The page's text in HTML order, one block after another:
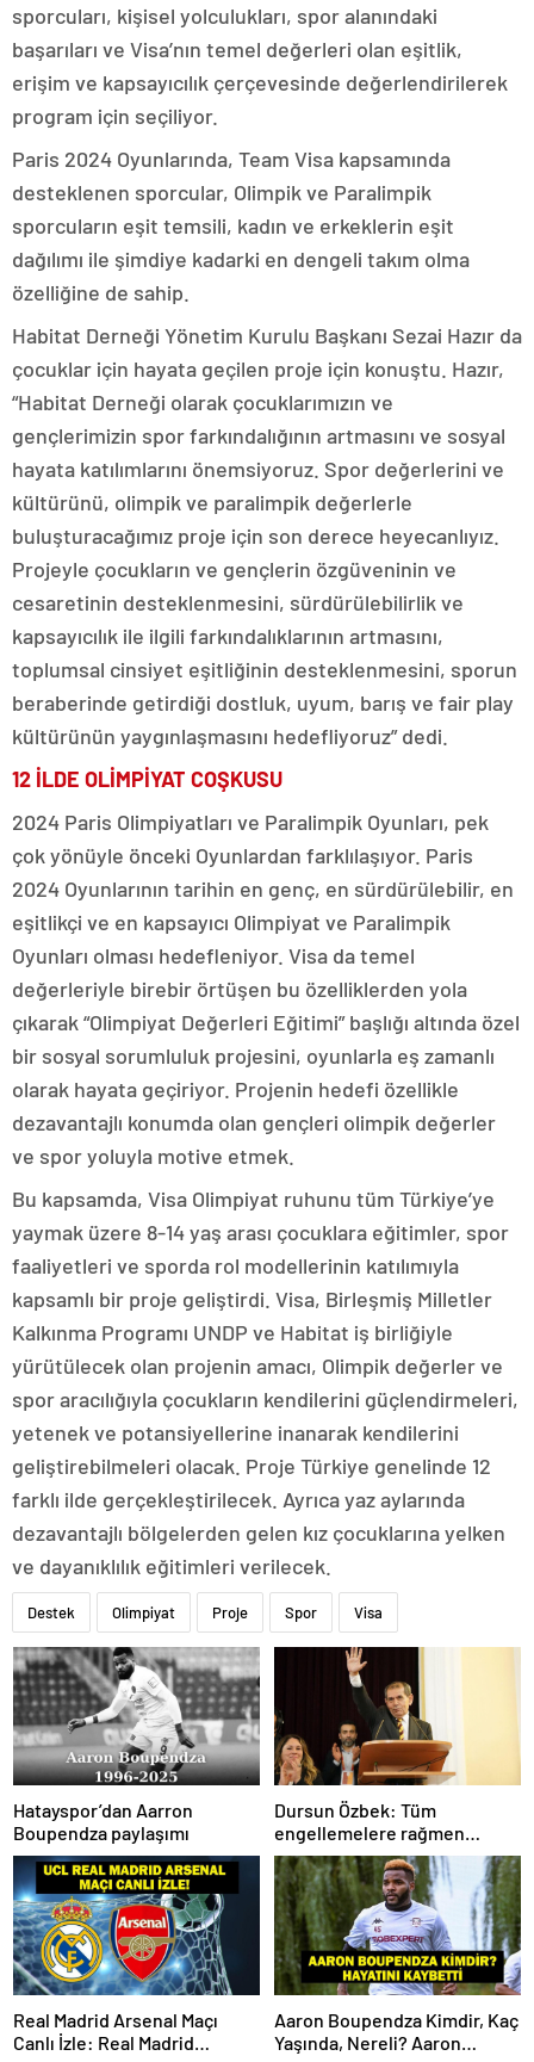
sporcuları, kişisel yolculukları, spor alanındaki
başarıları ve Visa’nın temel değerleri olan eşitlik,
erişim ve kapsayıcılık çerçevesinde değerlendirilerek
program için seçiliyor.
Paris 2024 Oyunlarında, Team Visa kapsamında
desteklenen sporcular, Olimpik ve Paralimpik
sporcuların eşit temsili, kadın ve erkeklerin eşit
dağılımı ile şimdiye kadarki en dengeli takım olma
özelliğine de sahip.
Habitat Derneği Yönetim Kurulu Başkanı Sezai Hazır da
çocuklar için hayata geçilen proje için konuştu. Hazır,
“Habitat Derneği olarak çocuklarımızın ve
gençlerimizin spor farkındalığının artmasını ve sosyal
hayata katılımlarını önemsiyoruz. Spor değerlerini ve
kültürünü, olimpik ve paralimpik değerlerle
buluşturacağımız proje için son derece heyecanlıyız.
Projeyle çocukların ve gençlerin özgüveninin ve
cesaretinin desteklenmesini, sürdürülebilirlik ve
kapsayıcılık ile ilgili farkındalıklarının artmasını,
toplumsal cinsiyet eşitliğinin desteklenmesini, sporun
beraberinde getirdiği dostluk, uyum, barış ve fair play
kültürünün yaygınlaşmasını hedefliyoruz” dedi.
12 İLDE OLİMPİYAT COŞKUSU
2024 Paris Olimpiyatları ve Paralimpik Oyunları, pek
çok yönüyle önceki Oyunlardan farklılaşıyor. Paris
2024 Oyunlarının tarihin en genç, en sürdürülebilir, en
eşitlikçi ve en kapsayıcı Olimpiyat ve Paralimpik
Oyunları olması hedefleniyor. Visa da temel
değerleriyle birebir örtüşen bu özelliklerden yola
çıkarak “Olimpiyat Değerleri Eğitimi” başlığı altında özel
bir sosyal sorumluluk projesini, oyunlarla eş zamanlı
olarak hayata geçiriyor. Projenin hedefi özellikle
dezavantajlı konumda olan gençleri olimpik değerler
ve spor yoluyla motive etmek.
Bu kapsamda, Visa Olimpiyat ruhunu tüm Türkiye’ye
yaymak üzere 8-14 yaş arası çocuklara eğitimler, spor
faaliyetleri ve sporda rol modellerinin katılımıyla
kapsamlı bir proje geliştirdi. Visa, Birleşmiş Milletler
Kalkınma Programı UNDP ve Habitat iş birliğiyle
yürütülecek olan projenin amacı, Olimpik değerler ve
spor aracılığıyla çocukların kendilerini güçlendirmeleri,
yetenek ve potansiyellerine inanarak kendilerini
geliştirebilmeleri olacak. Proje Türkiye genelinde 12
farklı ilde gerçekleştirilecek. Ayrıca yaz aylarında
dezavantajlı bölgelerden gelen kız çocuklarına yelken
ve dayanıklılık eğitimleri verilecek.
Destek Olimpiyat Proje Spor Visa
Hatayspor’dan Aarron
Boupendza paylaşımı
Dursun Özbek: Tüm
engellemelere rağmen
hedefimize ilerliyoruz
Real Madrid Arsenal Maçı
Canlı İzle: Real Madrid
Aaron Boupendza Kimdir, Kaç
Yaşında, Nereli? Aaron